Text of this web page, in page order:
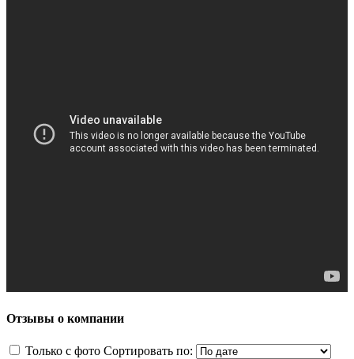
Отзывы о компании
Только с фото Сортировать по: